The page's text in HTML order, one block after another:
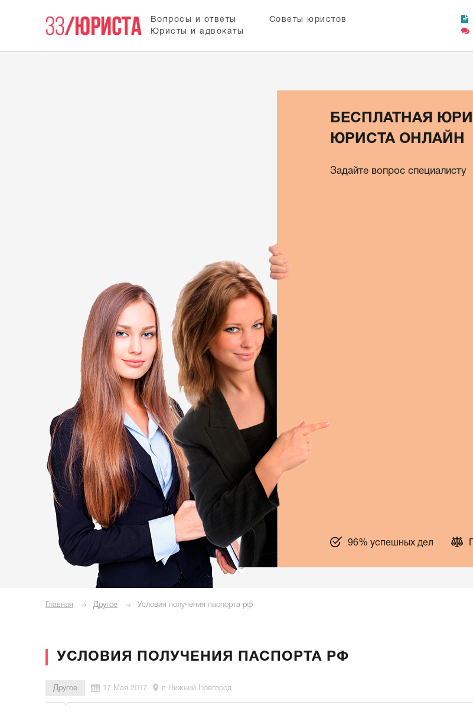
Вопросы и ответы
Советы юристов
Юристы и адвокаты
БЕСПЛАТНАЯ
ЮРИСТА ОНЛАЙН
Задайте вопрос специалисту
96% успешных дел
Главная Другое Условия получения паспорта рф
УСЛОВИЯ ПОЛУЧЕНИЯ ПАСПОРТА РФ
Другое 17 Мая 2017 г. Нижний Новгород